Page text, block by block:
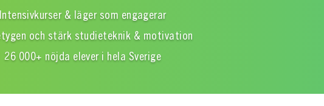
Intensivkurser & läger som engagerar
och stärk studieteknik & motivation
26 000+ nöjda elever i hela Sverige